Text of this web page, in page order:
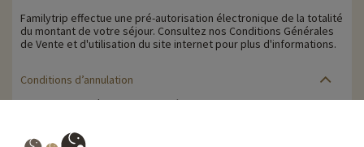
Familytrip effectue une pré-autorisation électronique de la totalité
du montant de votre séjour. Consultez nos Conditions Générales
de Vente et d'utilisation du site internet pour plus d'informations.
Conditions d’annulation
Le solde de la réservation est dû au plus tard 60 jours avant le
de la réservation par e-mail 65 jours avant le début du séjour.